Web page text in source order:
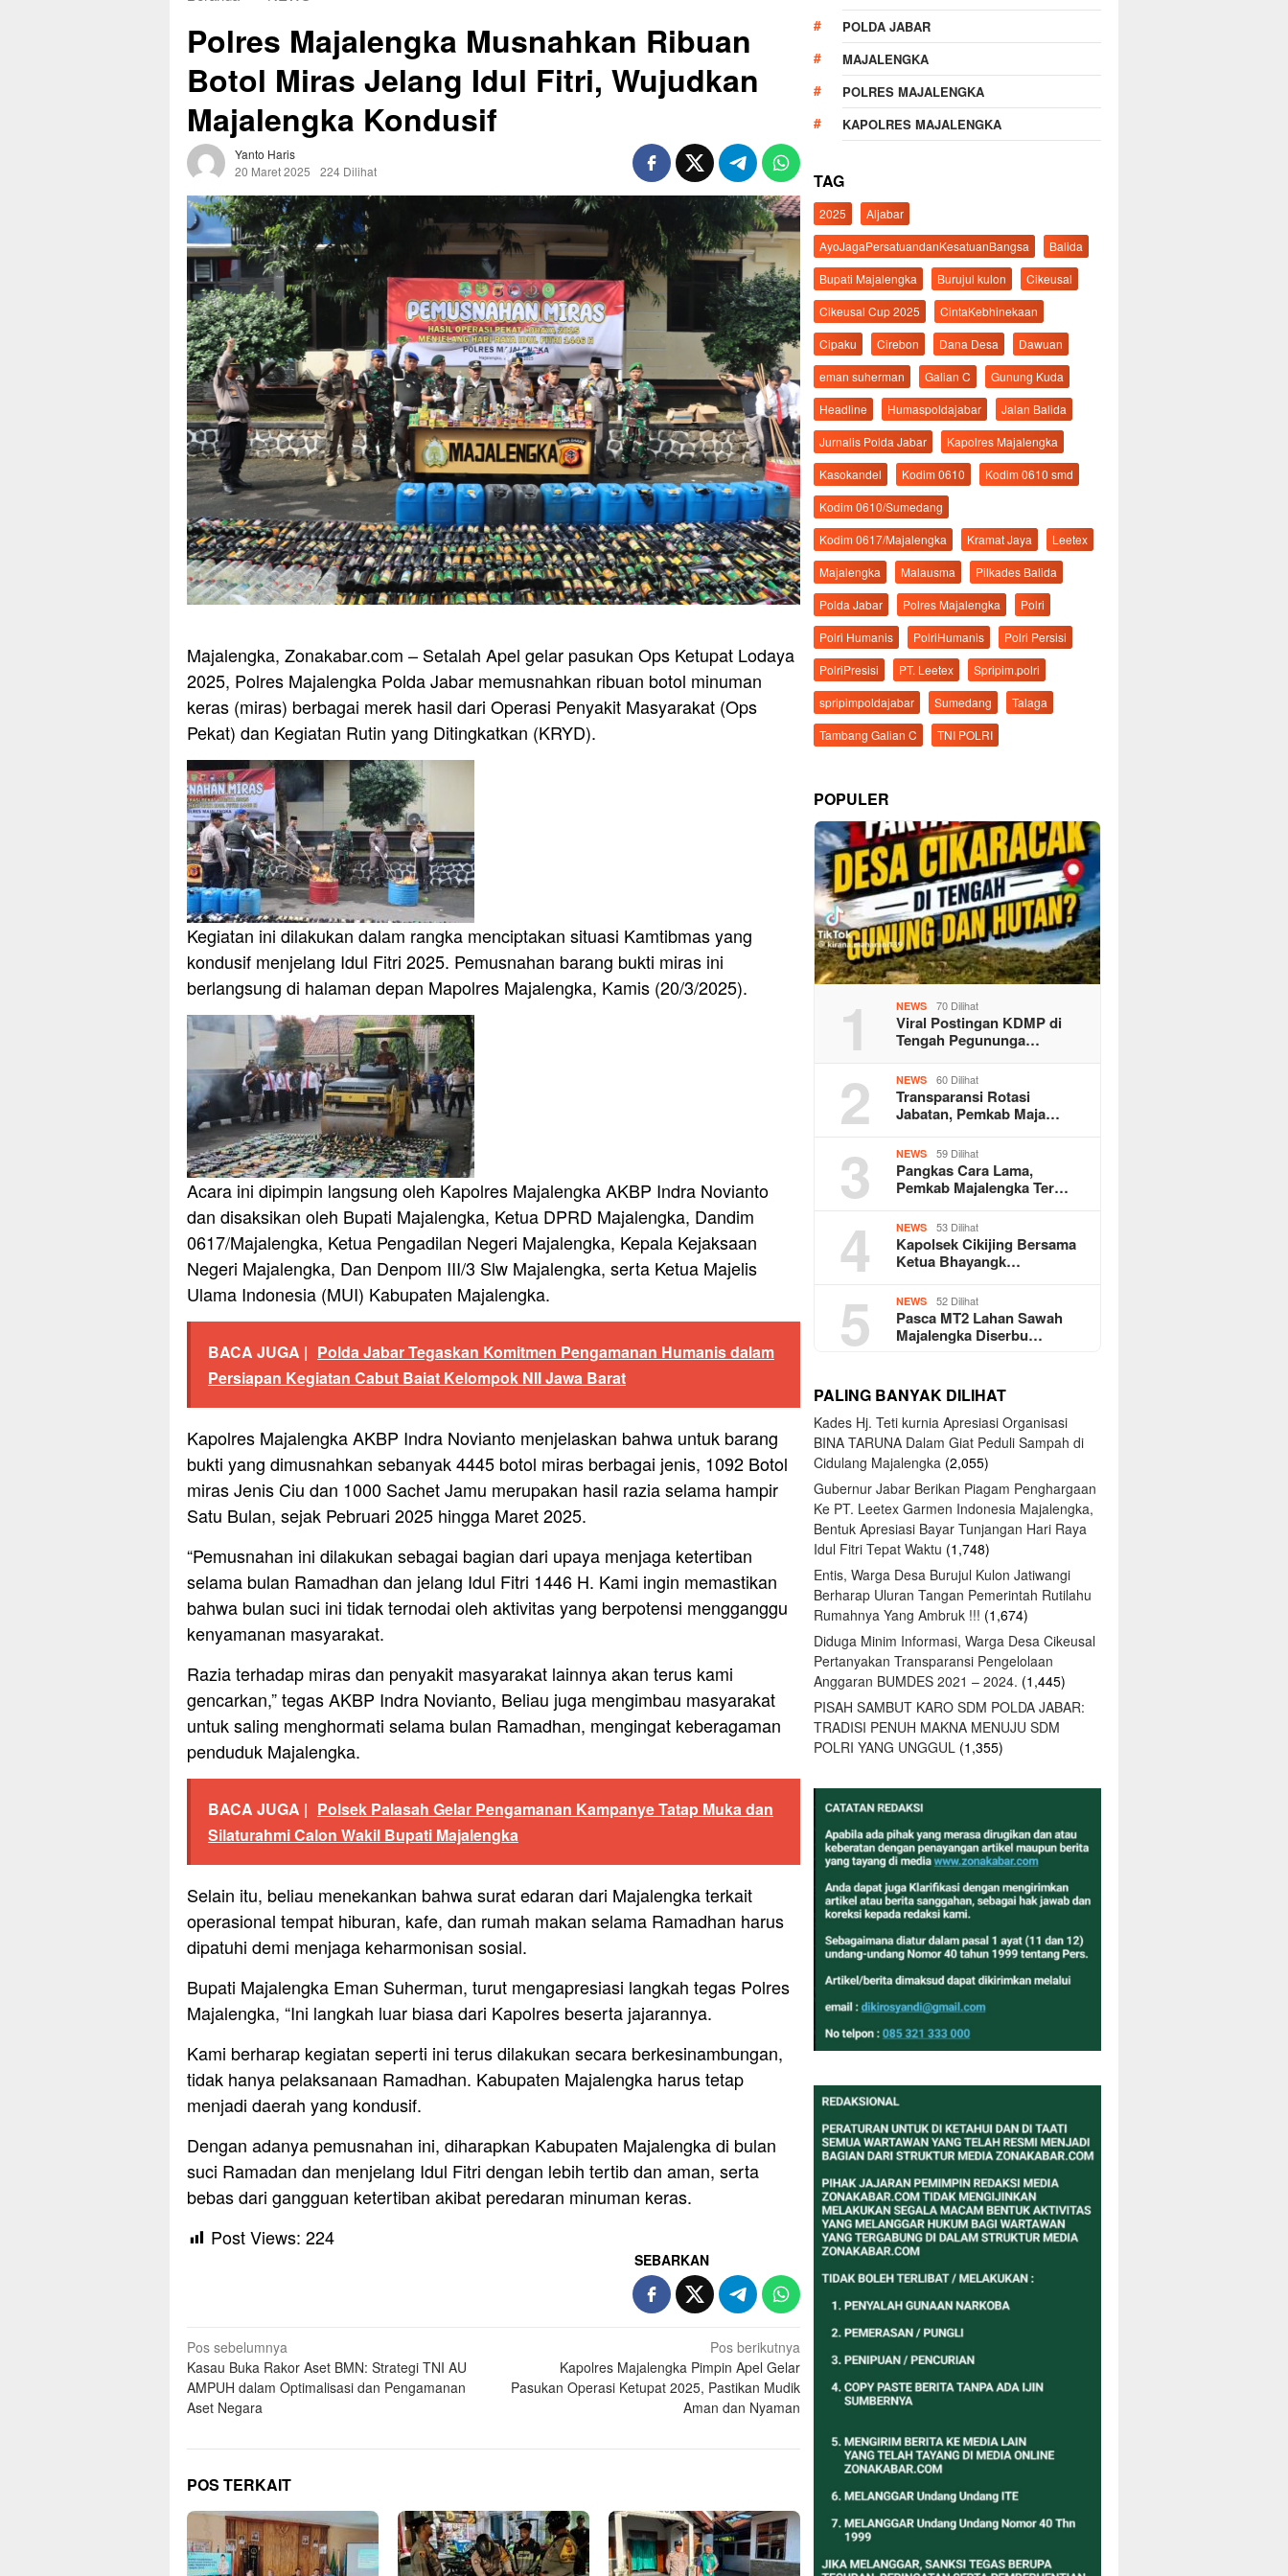
Polres Majalengka Musnahkan Ribuan
Botol Miras Jelang Idul Fitri, Wujudkan
Majalengka Kondusif
Yanto Haris
20 Maret 2025
224 Dilihat
Majalengka, Zonakabar.com – Setalah Apel gelar pasukan Ops Ketupat Lodaya
2025, Polres Majalengka Polda Jabar memusnahkan ribuan botol minuman
keras (miras) berbagai merek hasil dari Operasi Penyakit Masyarakat (Ops
Pekat) dan Kegiatan Rutin yang Ditingkatkan (KRYD).
Kegiatan ini dilakukan dalam rangka menciptakan situasi Kamtibmas yang
kondusif menjelang Idul Fitri 2025. Pemusnahan barang bukti miras ini
berlangsung di halaman depan Mapolres Majalengka, Kamis (20/3/2025).
Acara ini dipimpin langsung oleh Kapolres Majalengka AKBP Indra Novianto
dan disaksikan oleh Bupati Majalengka, Ketua DPRD Majalengka, Dandim
0617/Majalengka, Ketua Pengadilan Negeri Majalengka, Kepala Kejaksaan
Negeri Majalengka, Dan Denpom III/3 Slw Majalengka, serta Ketua Majelis
Ulama Indonesia (MUI) Kabupaten Majalengka.
BACA JUGA | Polda Jabar Tegaskan Komitmen Pengamanan Humanis dalam
Persiapan Kegiatan Cabut Baiat Kelompok NII Jawa Barat
Kapolres Majalengka AKBP Indra Novianto menjelaskan bahwa untuk barang
bukti yang dimusnahkan sebanyak 4445 botol miras berbagai jenis, 1092 Botol
miras Jenis Ciu dan 1000 Sachet Jamu merupakan hasil razia selama hampir
Satu Bulan, sejak Pebruari 2025 hingga Maret 2025.
“Pemusnahan ini dilakukan sebagai bagian dari upaya menjaga ketertiban
selama bulan Ramadhan dan jelang Idul Fitri 1446 H. Kami ingin memastikan
bahwa bulan suci ini tidak ternodai oleh aktivitas yang berpotensi mengganggu
kenyamanan masyarakat.
Razia terhadap miras dan penyakit masyarakat lainnya akan terus kami
gencarkan,” tegas AKBP Indra Novianto, Beliau juga mengimbau masyarakat
untuk saling menghormati selama bulan Ramadhan, mengingat keberagaman
penduduk Majalengka.
BACA JUGA | Polsek Palasah Gelar Pengamanan Kampanye Tatap Muka dan
Silaturahmi Calon Wakil Bupati Majalengka
Selain itu, beliau menekankan bahwa surat edaran dari Majalengka terkait
operasional tempat hiburan, kafe, dan rumah makan selama Ramadhan harus
dipatuhi demi menjaga keharmonisan sosial.
Bupati Majalengka Eman Suherman, turut mengapresiasi langkah tegas Polres
Majalengka, “Ini langkah luar biasa dari Kapolres beserta jajarannya.
Kami berharap kegiatan seperti ini terus dilakukan secara berkesinambungan,
tidak hanya pelaksanaan Ramadhan. Kabupaten Majalengka harus tetap
menjadi daerah yang kondusif.
Dengan adanya pemusnahan ini, diharapkan Kabupaten Majalengka di bulan
suci Ramadan dan menjelang Idul Fitri dengan lebih tertib dan aman, serta
bebas dari gangguan ketertiban akibat peredaran minuman keras.
Post Views: 224
SEBARKAN
Navigasi
pos
Pos sebelumnya
Kasau Buka Rakor Aset BMN: Strategi TNI AU
AMPUH dalam Optimalisasi dan Pengamanan
Aset Negara
Pos berikutnya
Kapolres Majalengka Pimpin Apel Gelar
Pasukan Operasi Ketupat 2025, Pastikan Mudik
Aman dan Nyaman
POS TERKAIT
POLDA JABAR
MAJALENGKA
POLRES MAJALENGKA
KAPOLRES MAJALENGKA
TAG
2025
Aljabar
AyoJagaPersatuandanKesatuanBangsa
Balida
Bupati Majalengka
Burujul kulon
Cikeusal
Cikeusal Cup 2025
CintaKebhinekaan
Cipaku
Cirebon Dana Desa
Dawuan
eman suherman
Galian C
Gunung Kuda
Headline
Humaspoldajabar
Jalan Balida
Jurnalis Polda Jabar
Kapolres Majalengka
Kasokandel
Kodim 0610
Kodim 0610 smd
Kodim 0610/Sumedang
Kodim 0617/Majalengka
Kramat Jaya
Leetex
Majalengka
Malausma
Pilkades Balida
Polda Jabar
Polres Majalengka
Polri
Polri Humanis
PolriHumanis
Polri Persisi
PolriPresisi
PT. Leetex
Spripim.polri
spripimpoldajabar
Sumedang
Talaga
Tambang Galian C
TNI POLRI
POPULER
1 NEWS 70 Dilihat
Viral Postingan KDMP di
Tengah Pegununga…
2 NEWS 60 Dilihat
Transparansi Rotasi
Jabatan, Pemkab Maja…
3 NEWS 59 Dilihat
Pangkas Cara Lama,
Pemkab Majalengka Ter…
4 NEWS 53 Dilihat
Kapolsek Cikijing Bersama
Ketua Bhayangk…
5 NEWS 52 Dilihat
Pasca MT2 Lahan Sawah
Majalengka Diserbu…
PALING BANYAK DILIHAT
Kades Hj. Teti kurnia Apresiasi Organisasi
BINA TARUNA Dalam Giat Peduli Sampah di
Cidulang Majalengka (2,055)
Gubernur Jabar Berikan Piagam Penghargaan
Ke PT. Leetex Garmen Indonesia Majalengka,
Bentuk Apresiasi Bayar Tunjangan Hari Raya
Idul Fitri Tepat Waktu (1,748)
Entis, Warga Desa Burujul Kulon Jatiwangi
Berharap Uluran Tangan Pemerintah Rutilahu
Rumahnya Yang Ambruk !!! (1,674)
Diduga Minim Informasi, Warga Desa Cikeusal
Pertanyakan Transparansi Pengelolaan
Anggaran BUMDES 2021 – 2024. (1,445)
PISAH SAMBUT KARO SDM POLDA JABAR:
TRADISI PENUH MAKNA MENUJU SDM
POLRI YANG UNGGUL (1,355)